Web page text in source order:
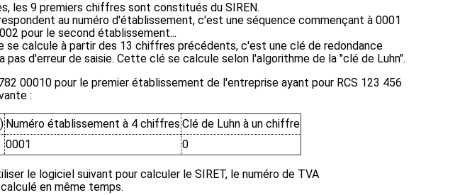
les 9 premiers chiffres sont constitués du SIREN.
au numéro d'établissement, c'est une séquence commençant à 0001
pour le second établissement...
se calcule à partir des 13 chiffres précédents, c'est une clé de redondance
pas d'erreur de saisie. Cette clé se calcule selon l'algorithme de la "clé de Luhn".
00010 pour le premier établissement de l'entreprise ayant pour RCS 123 456
:
Numéro établissement à 4 chiffres Clé de Luhn à un chiffre
0001 0
le logiciel suivant pour calculer le SIRET, le numéro de TVA
en même temps.